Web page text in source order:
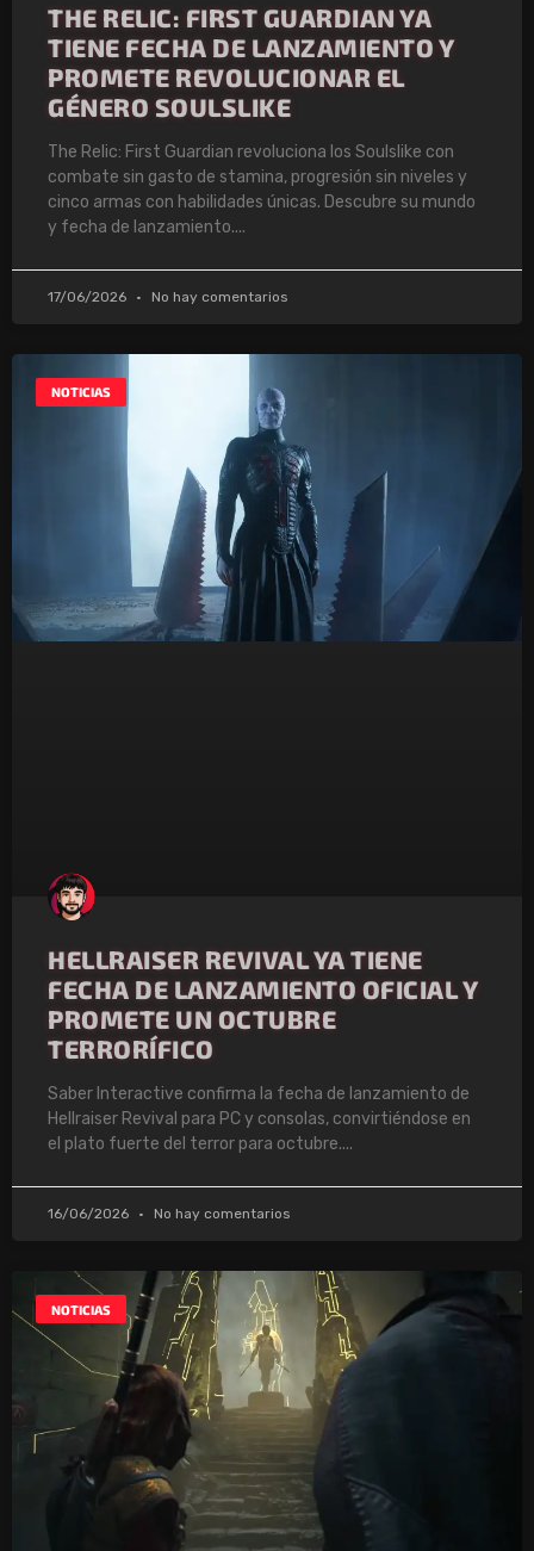
THE RELIC: FIRST GUARDIAN YA
TIENE FECHA DE LANZAMIENTO Y
PROMETE REVOLUCIONAR EL
GÉNERO SOULSLIKE
The Relic: First Guardian revoluciona los Soulslike con
combate sin gasto de stamina, progresión sin niveles y
cinco armas con habilidades únicas. Descubre su mundo
y fecha de lanzamiento.
17/06/2026 No hay comentarios
NOTICIAS
HELLRAISER REVIVAL YA TIENE
FECHA DE LANZAMIENTO OFICIAL Y
PROMETE UN OCTUBRE
TERRORÍFICO
Saber Interactive confirma la fecha de lanzamiento de
Hellraiser Revival para PC y consolas, convirtiéndose en
el plato fuerte del terror para octubre.
16/06/2026 No hay comentarios
NOTICIAS